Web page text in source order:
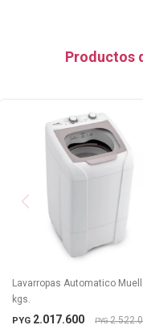
Productos
Lavarropas Automatico
kgs.
PYG 2.017.600 PYG